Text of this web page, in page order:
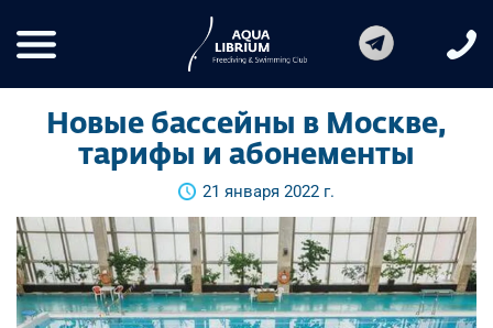
Новые бассейны в Москве,
тарифы и абонементы
21 января 2022 г.